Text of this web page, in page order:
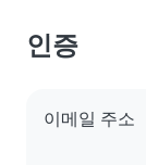
인증
이메일 주소